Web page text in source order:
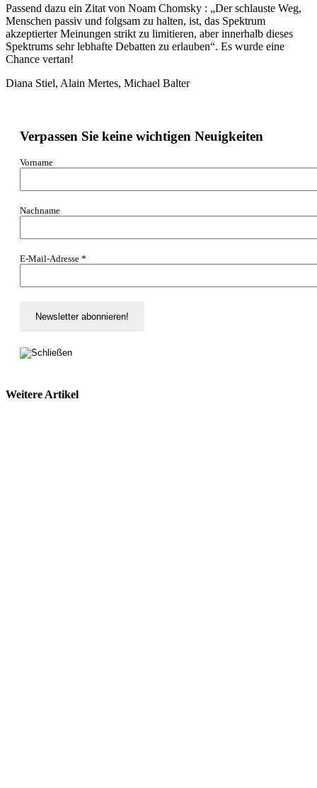
Passend dazu ein Zitat von Noam Chomsky : „Der schlauste Weg,
Menschen passiv und folgsam zu halten, ist, das Spektrum
akzeptierter Meinungen strikt zu limitieren, aber innerhalb dieses
Spektrums sehr lebhafte Debatten zu erlauben“. Es wurde eine
Chance vertan!
Diana Stiel, Alain Mertes, Michael Balter
Verpassen Sie keine wichtigen Neuigkeiten
Vorname
Nachname
E-Mail-Adresse *
Weitere Artikel